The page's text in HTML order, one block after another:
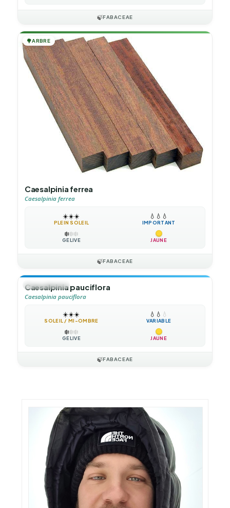
🍃FABACEAE
🌳ARBRE
Caesalpinia ferrea
Caesalpinia ferrea
☀️☀️☀️
PLEIN SOLEIL
💧 💧 💧
IMPORTANT
❄️❄️❄️
GÉLIVE JAUNE
🍃FABACEAE
🍃GRIMPANTE
Caesalpinia pauciflora
Caesalpinia pauciflora
☀️☀️☀️
SOLEIL / MI-OMBRE
💧 💧 💧
VARIABLE
❄️❄️❄️
GÉLIVE JAUNE
🍃FABACEAE